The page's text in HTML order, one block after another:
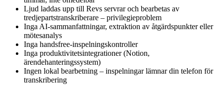
Ljud laddas upp till Revs servrar och bearbetas av
tredjepartstranskriberare – privilegieproblem
Inga AI-sammanfattningar, extraktion av åtgärdspunkter eller
mötesanalys
Inga handsfree-inspelningskontroller
Inga produktivitetsintegrationer (Notion,
ärendehanteringssystem)
Ingen lokal bearbetning – inspelningar lämnar din telefon för
transkribering